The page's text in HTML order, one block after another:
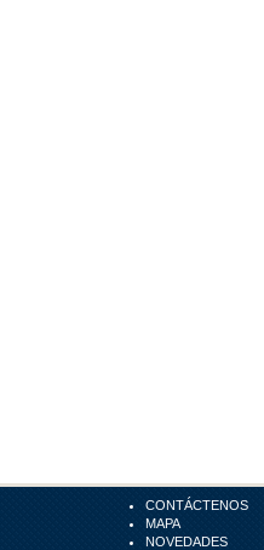
CONTÁCTENOS
MAPA
NOVEDADES